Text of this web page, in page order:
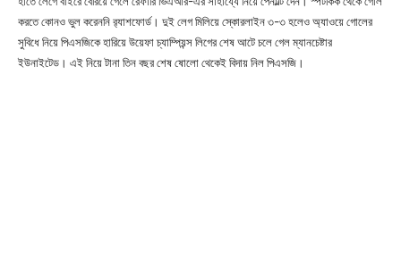
করতে কোনও ভুল করেননি র‌্যাশফোর্ড। দুই লেগ মিলিয়ে স্কোরলাইন ৩-৩ হলেও অ্যাওয়ে গোলের
সুবিধে নিয়ে পিএসজিকে হারিয়ে উয়েফা চ্যাম্পিয়ন্স লিগের শেষ আটে চলে গেল ম্যানচেষ্টার
ইউনাইটেড। এই নিয়ে টানা তিন বছর শেষ ষোলো থেকেই বিদায় নিল পিএসজি।